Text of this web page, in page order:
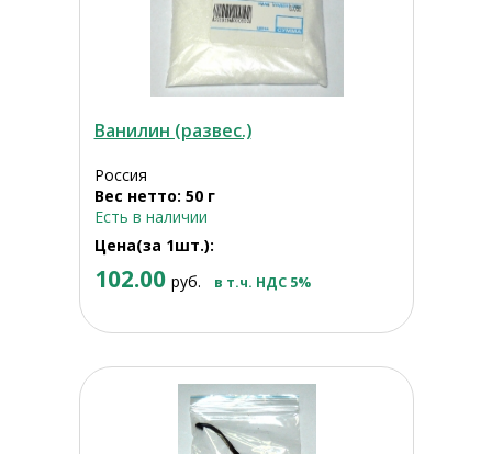
Ванилин (развес.)
Россия
Вес нетто: 50 г
Есть в наличии
Цена(за 1шт.):
102.00 руб. в т.ч. НДС 5%